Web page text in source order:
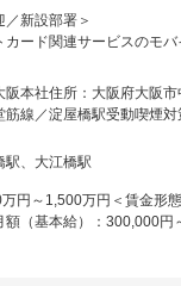
）とは別途、開発用
ず、開発の生産性向上を
らサポートできる
やチームが利用する基盤の
を発揮できる
能
／新設部署＞
カード関連サービスのモ
発の専門知識と経験を活
テージへと導く役割を担
視したアプリケーション
した機能追加やパフォー
件を満たす堅牢なシステム
阪本社住所：大阪府大阪
筋線／淀屋橋駅受動喫煙
定める事業所（リモートワ
駅、大江橋駅
円～1,500万円＜賃金形
額（基本給）：300,000円